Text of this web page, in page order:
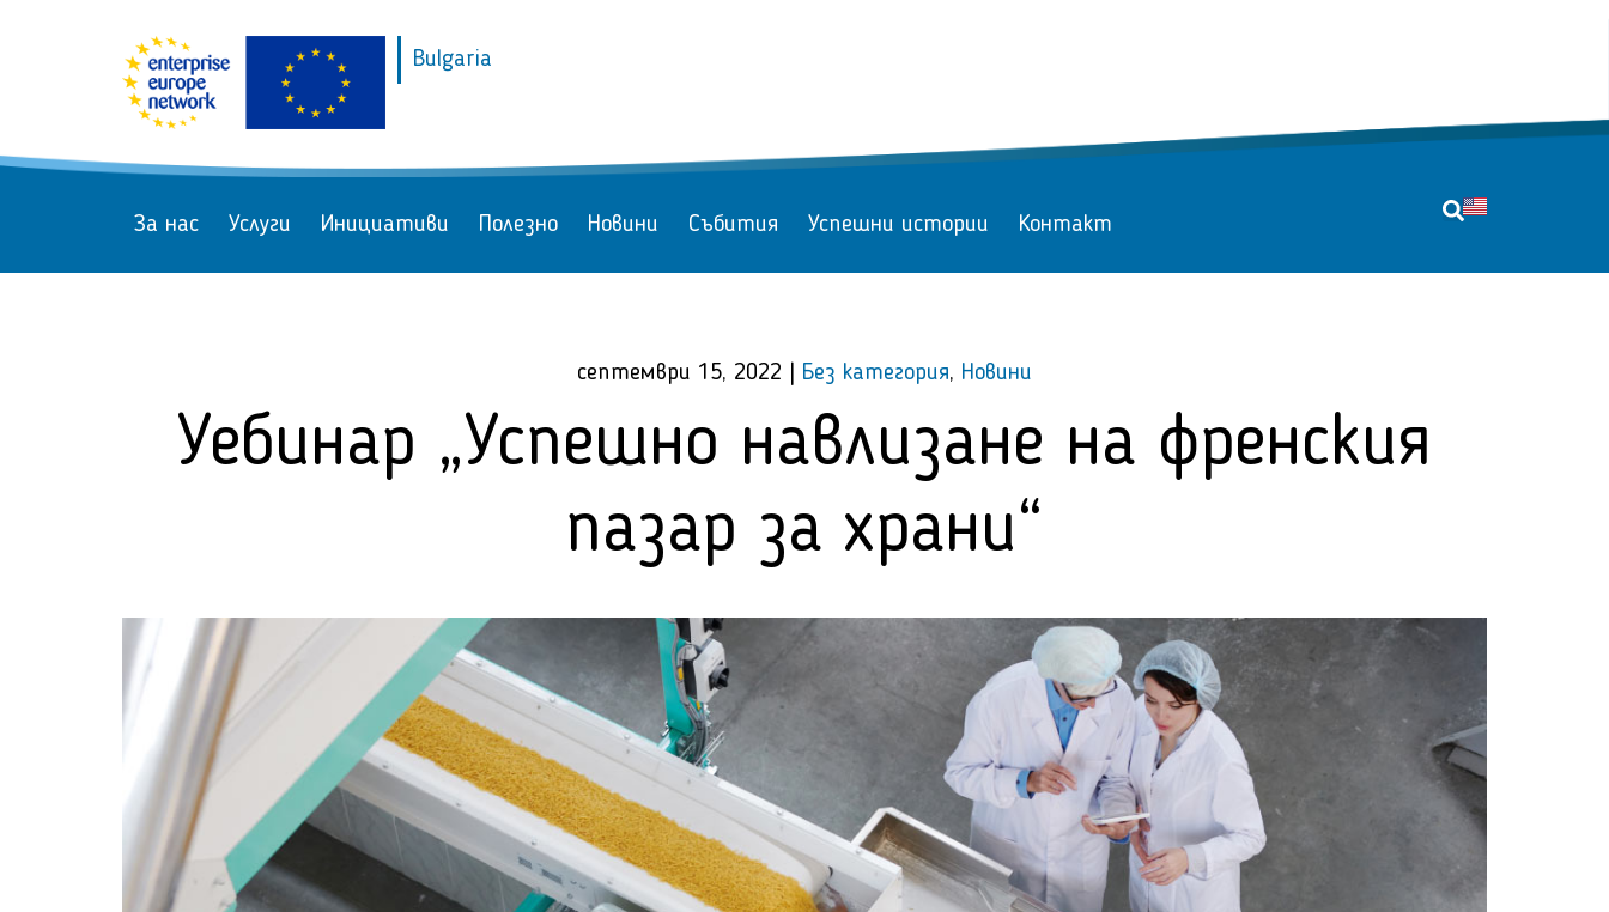
Bulgaria
За нас Услуги Инициативи Полезно Новини Събития Успешни истории Контакт
септември 15, 2022 Без категория, Новини
Уебинар „Успешно навлизане на френския
пазар за храни“